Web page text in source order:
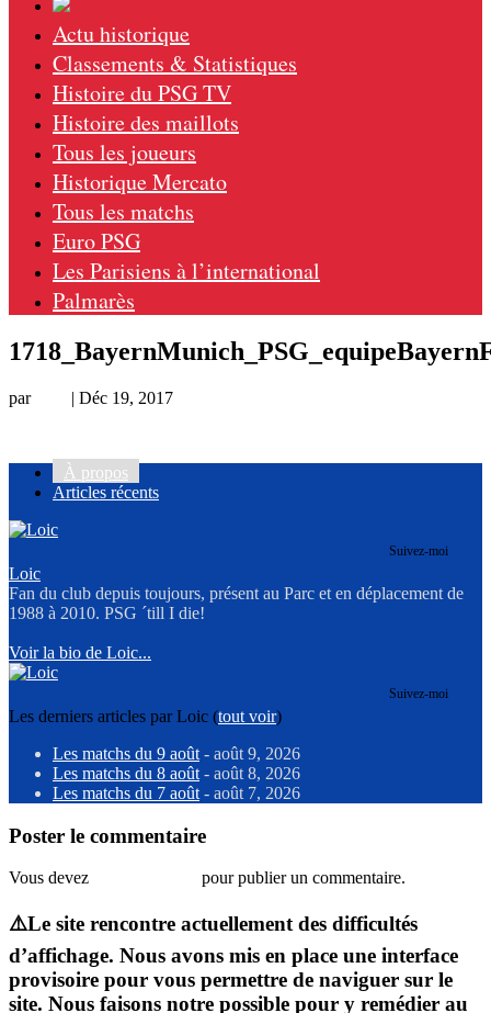
Actu historique
Classements & Statistiques
Histoire du PSG TV
Histoire des maillots
Tous les joueurs
Historique Mercato
Tous les matchs
Euro PSG
Les Parisiens à l’international
Palmarès
par | Déc 19, 2017
À propos
Articles récents
Suivez-moi
Loic
Fan du club depuis toujours, présent au Parc et en déplacement de
1988 à 2010. PSG ´till I die!
Voir la bio de Loic...
Suivez-moi
Les derniers articles par Loic (tout voir)
Les matchs du 9 août - août 9, 2026
Les matchs du 8 août - août 8, 2026
Les matchs du 7 août - août 7, 2026
Poster le commentaire
Vous devez pour publier un commentaire.
⚠️Le site rencontre actuellement des difficultés
d’affichage. Nous avons mis en place une interface
provisoire pour vous permettre de naviguer sur le
site. Nous faisons notre possible pour y remédier au